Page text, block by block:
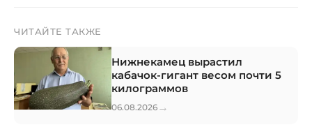
ЧИТАЙТЕ ТАКЖЕ
Нижнекамец вырастил
кабачок-гигант весом почти 5
килограммов
06.08.2026 →